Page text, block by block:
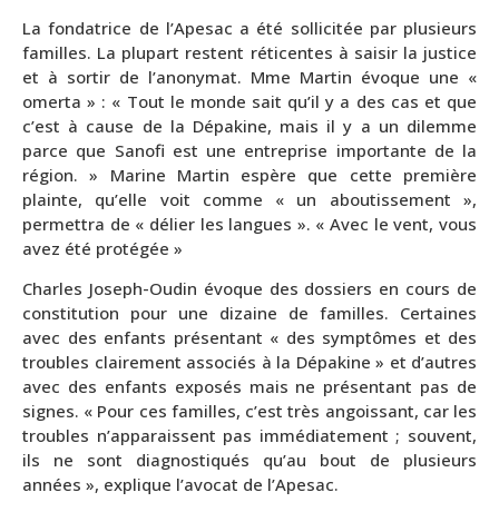
La fondatrice de l’Apesac a été sollicitée par plusieurs
familles. La plupart restent réticentes à saisir la justice
et à sortir de l’anonymat. Mme Martin évoque une «
omerta » : « Tout le monde sait qu’il y a des cas et que
c’est à cause de la Dépakine, mais il y a un dilemme
parce que Sanofi est une entreprise importante de la
région. » Marine Martin espère que cette première
plainte, qu’elle voit comme « un aboutissement »,
permettra de « délier les langues ». « Avec le vent, vous
avez été protégée »
Charles Joseph-Oudin évoque des dossiers en cours de
constitution pour une dizaine de familles. Certaines
avec des enfants présentant « des symptômes et des
troubles clairement associés à la Dépakine » et d’autres
avec des enfants exposés mais ne présentant pas de
signes. « Pour ces familles, c’est très angoissant, car les
troubles n’apparaissent pas immédiatement ; souvent,
ils ne sont diagnostiqués qu’au bout de plusieurs
années », explique l’avocat de l’Apesac.